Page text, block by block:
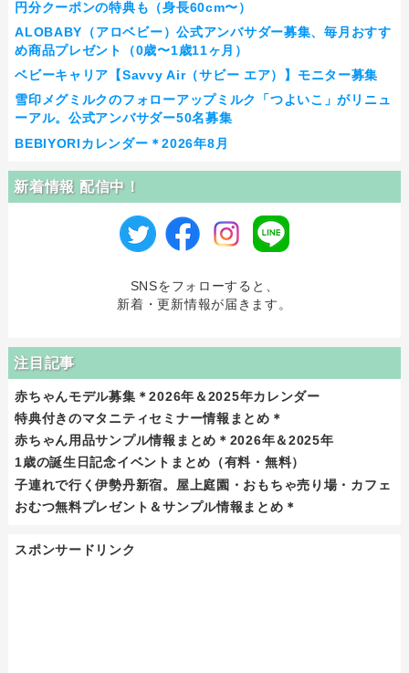
円分クーポンの特典も（身長60cm〜）
ALOBABY（アロベビー）公式アンバサダー募集、毎月おすす
め商品プレゼント（0歳〜1歳11ヶ月）
ベビーキャリア【Savvy Air（サビー エア）】モニター募集
雪印メグミルクのフォローアップミルク「つよいこ」がリニュ
ーアル。公式アンバサダー50名募集
BEBIYORIカレンダー＊2026年8月
新着情報 配信中！
SNSをフォローすると、
新着・更新情報が届きます。
注目記事
赤ちゃんモデル募集＊2026年＆2025年カレンダー
特典付きのマタニティセミナー情報まとめ＊
赤ちゃん用品サンプル情報まとめ＊2026年＆2025年
1歳の誕生日記念イベントまとめ（有料・無料）
子連れで行く伊勢丹新宿。屋上庭園・おもちゃ売り場・カフェ
おむつ無料プレゼント＆サンプル情報まとめ＊
スポンサードリンク